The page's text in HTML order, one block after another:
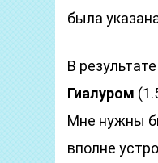
была
В результате
Гиалуром
Мне нужны
вполне